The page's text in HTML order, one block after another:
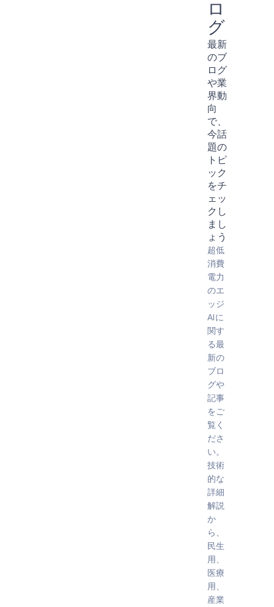
ロ
グ
最新
のブ
ログ
や業
界動
向
で、
今話
題の
トピ
ック
をチ
ェッ
クし
まし
ょう
超低
消費
電力
のエ
ッジ
AIに
関す
る最
新の
ブロ
グや
記事
をご
覧く
ださ
い。
技術
的な
詳細
解説
か
ら、
民生
用、
医療
用、
産業